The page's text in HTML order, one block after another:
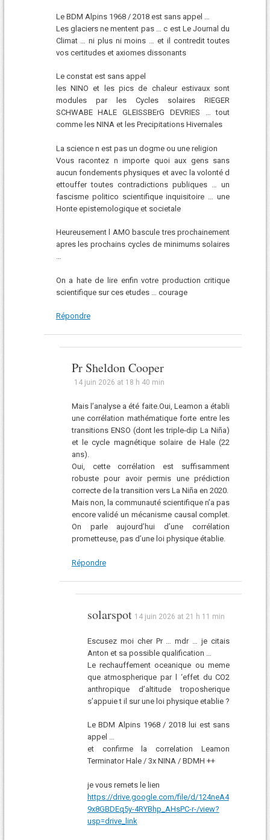
Le BDM Alpins 1968 / 2018 est sans appel …
Les glaciers ne mentent pas … c est Le Journal du
Climat … ni plus ni moins … et il contredit toutes
vos certitudes et axiomes dissonants
Le constat est sans appel
les NINO et les pics de chaleur estivaux sont
modules par les Cycles solaires RIEGER
SCHWABE HALE GLEISSBErG DEVRIES … tout
comme les NINA et les Precipitations Hivernales
La science n est pas un dogme ou une religion
Vous racontez n importe quoi aux gens sans
aucun fondements physiques et avec la volonté d
ettouffer toutes contradictions publiques … un
fascisme politico scientifique inquisitoire … une
Honte epistemologique et societale
Heureusement l AMO bascule tres prochainement
apres les prochains cycles de minimums solaires
…
On a hate de lire enfin votre production critique
scientifique sur ces etudes … courage
Répondre
Pr Sheldon Cooper
14 juin 2026 at 18 h 40 min
Mais l’analyse a été faite.Oui, Leamon a établi
une corrélation mathématique forte entre les
transitions ENSO (dont les triple‑dip La Niña)
et le cycle magnétique solaire de Hale (22
ans).
Oui, cette corrélation est suffisamment
robuste pour avoir permis une prédiction
correcte de la transition vers La Niña en 2020.
Mais non, la communauté scientifique n’a pas
encore validé un mécanisme causal complet.
On parle aujourd’hui d’une corrélation
prometteuse, pas d’une loi physique établie.
Répondre
solarspot 14 juin 2026 at 21 h 11 min
Escusez moi cher Pr … mdr … je citais
Anton et sa possible qualification …
Le rechauffement oceanique ou meme
que atmospherique par l ‘effet du CO2
anthropique d’altitude troposherique
s’appuie t il sur une loi physique etablie ?
Le BDM Alpins 1968 / 2018 lui est sans
appel …
et confirme la correlation Leamon
Terminator Hale / 3x NINA / BDMH ++
je vous remets le lien
https://drive.google.com/file/d/124neA4
9x8GBDEq5y-4RYBhp_AHsPC-r-/view?
usp=drive_link